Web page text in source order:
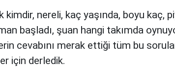
kimdir, nereli, kaç yaşında, boyu kaç,
başladı, şuan hangi takımda
cevabını merak ettiği tüm bu
için derledik.